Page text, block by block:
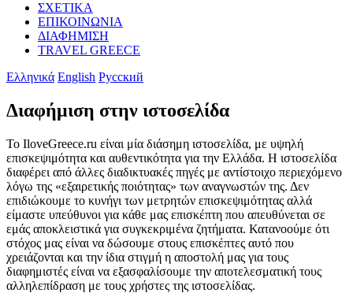
ΣΧΕΤΙΚΑ
ΕΠΙΚΟΙΝΩΝΙΑ
ΔΙΑΦΗΜΙΣΗ
TRAVEL GREECE
Ελληνικά English Русский
Διαφήμιση στην ιστοσελίδα
Το IloveGreece.ru είναι μία διάσημη ιστοσελίδα, με υψηλή
επισκεψιμότητα και αυθεντικότητα για την Ελλάδα. Η ιστοσελίδα
διαφέρει από άλλες διαδικτυακές πηγές με αντίστοιχο περιεχόμενο
λόγω της «εξαιρετικής ποιότητας» των αναγνωστών της. Δεν
επιδιώκουμε το κυνήγι των μετρητών επισκεψιμότητας αλλά
είμαστε υπεύθυνοι για κάθε μας επισκέπτη που απευθύνεται σε
εμάς αποκλειστικά για συγκεκριμένα ζητήματα. Κατανοούμε ότι
στόχος μας είναι να δώσουμε στους επισκέπτες αυτό που
χρειάζονται και την ίδια στιγμή η αποστολή μας για τους
διαφημιστές είναι να εξασφαλίσουμε την αποτελεσματική τους
αλληλεπίδραση με τους χρήστες της ιστοσελίδας.